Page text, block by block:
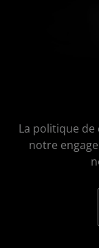
La politique
notre